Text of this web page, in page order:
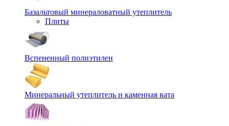
Базальтовый минераловатный утеплитель
Плиты
Вспененный полиэтилен
Минеральный утеплитель и каменная вата